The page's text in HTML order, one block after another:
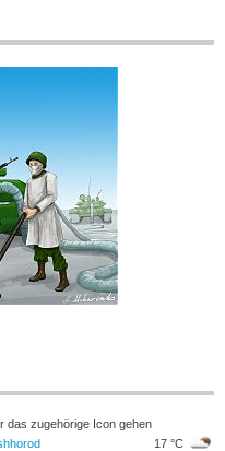
das zugehörige Icon gehen
17 °C